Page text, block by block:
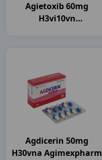
Agietoxib 60mg
H3vi10vn
Agdicerin 50mg
H30vna Agimexpharm